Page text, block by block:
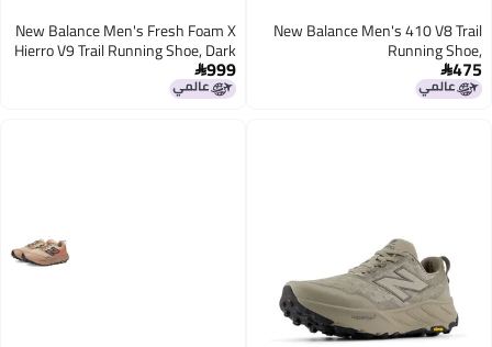
New Balance Men's 410 V8 Trail
Running Shoe,
Black/Cayenne/Shadow Grey, 7
Wide
475
New Balance Men's Fresh Foam X
Hierro V9 Trail Running Shoe, Dark
Juniper/Black/Dried Apricot, 9 Wide
999